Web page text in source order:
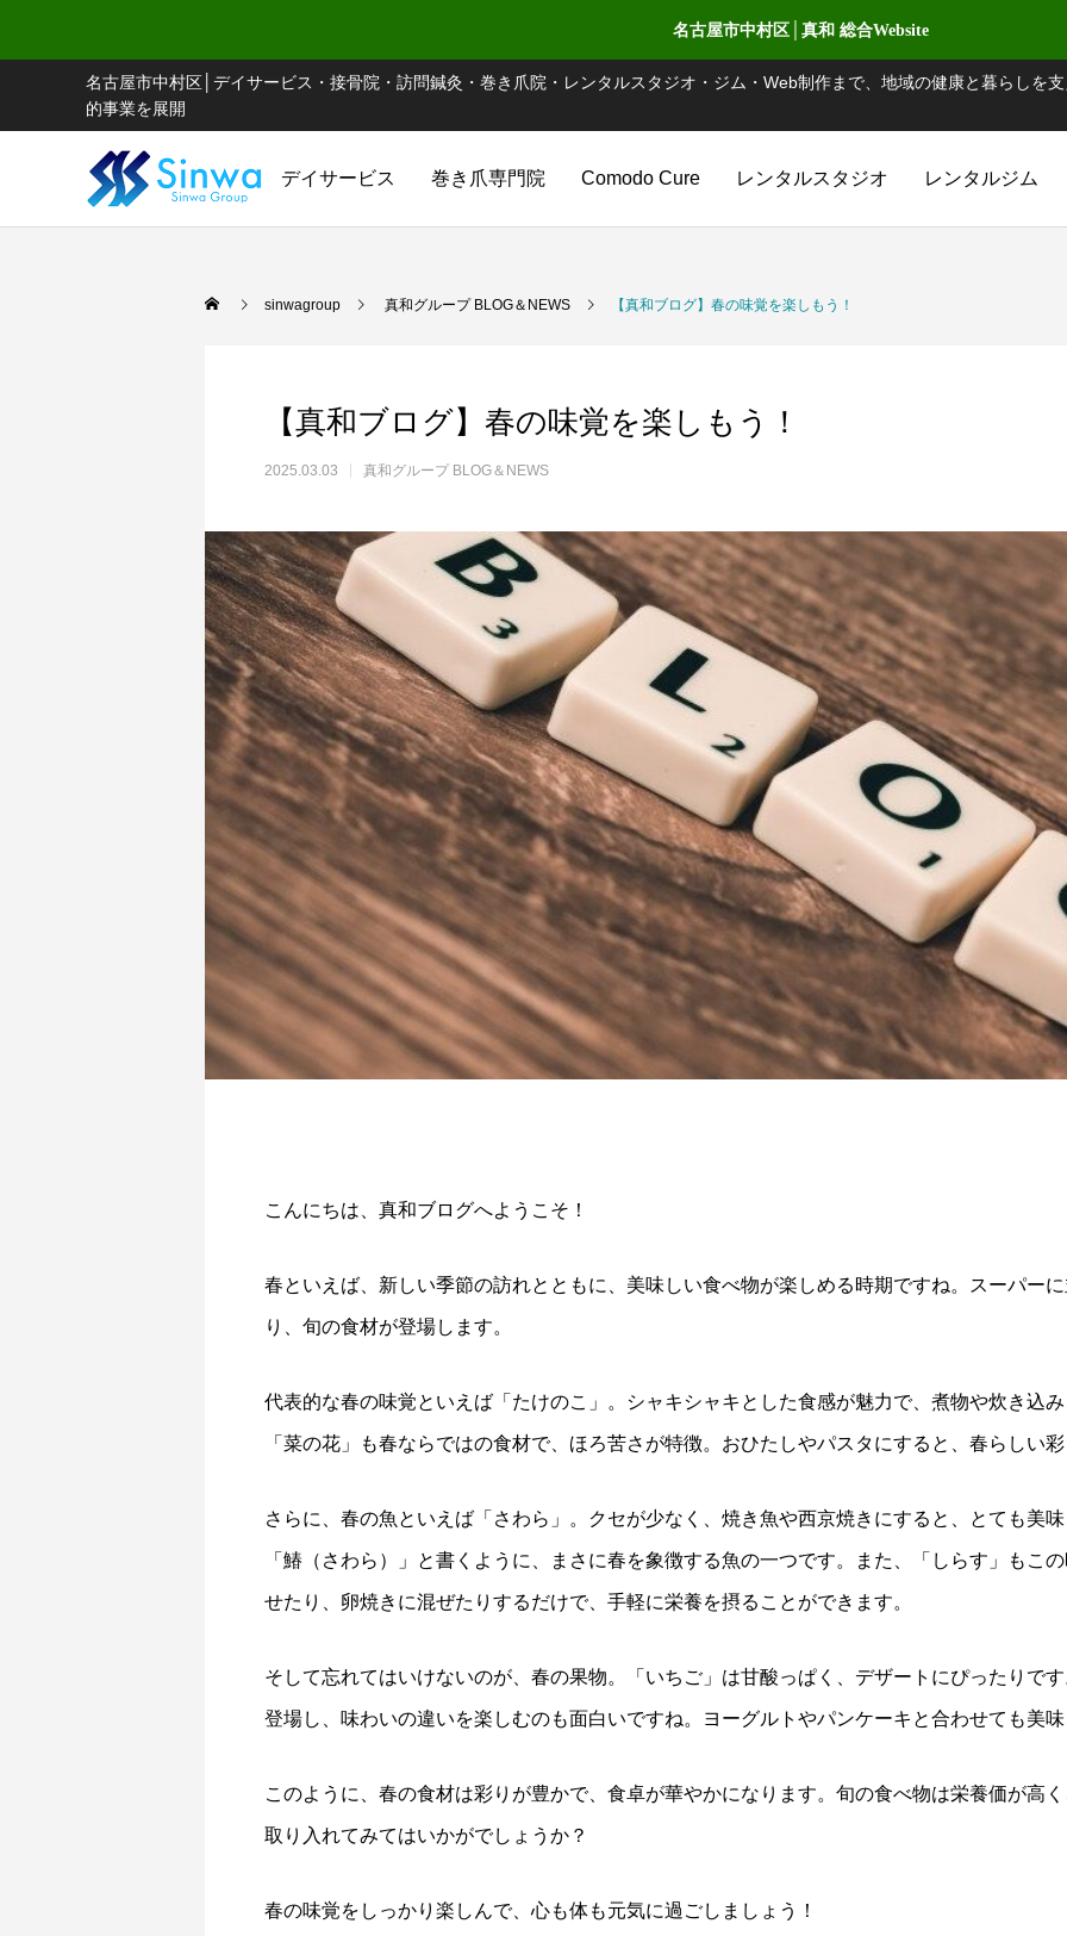
名古屋市中村区│真和 総合Website
名古屋市中村区│デイサービス・接骨院・訪問鍼灸・巻き爪院・レンタルスタジオ・ジム・Web制作まで、地域の健康と暮らしを
的事業を展開
デイサービス 巻き爪専門院 Comodo Cure レンタルスタジオ レンタルジム
sinwagroup 真和グループ BLOG＆NEWS 【真和ブログ】春の味覚を楽しもう！
【真和ブログ】春の味覚を楽しもう！
2025.03.03 真和グループ BLOG＆NEWS
こんにちは、真和ブログへようこそ！
春といえば、新しい季節の訪れとともに、美味しい食べ物が楽しめる時期ですね。スーパー
り、旬の食材が登場します。
代表的な春の味覚といえば「たけのこ」。シャキシャキとした食感が魅力で、煮物や炊き込
「菜の花」も春ならではの食材で、ほろ苦さが特徴。おひたしやパスタにすると、春らしい
さらに、春の魚といえば「さわら」。クセが少なく、焼き魚や西京焼きにすると、とても美
「鰆（さわら）」と書くように、まさに春を象徴する魚の一つです。また、「しらす」もこ
せたり、卵焼きに混ぜたりするだけで、手軽に栄養を摂ることができます。
そして忘れてはいけないのが、春の果物。「いちご」は甘酸っぱく、デザートにぴったりで
登場し、味わいの違いを楽しむのも面白いですね。ヨーグルトやパンケーキと合わせても美
このように、春の食材は彩りが豊かで、食卓が華やかになります。旬の食べ物は栄養価が高
取り入れてみてはいかがでしょうか？
春の味覚をしっかり楽しんで、心も体も元気に過ごしましょう！